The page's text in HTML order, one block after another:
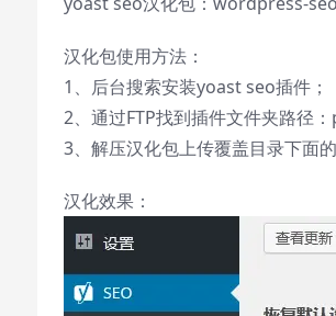
汉化包使用方法：
1、后台搜索安装yoast seo插件；
2、通过FTP找到插件文件夹路
3、解压汉化包上传覆盖目录下面
汉化效果：